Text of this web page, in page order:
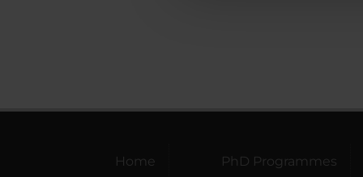
Home
PhD Programmes